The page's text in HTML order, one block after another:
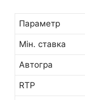
Параметр
Мін. ставка
Автогра
RTP